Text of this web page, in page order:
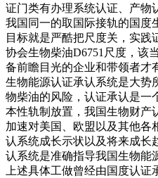
证门类有办理系统认证、产物
我国同一的取国际接轨的国度
目标就是严酷把尺度关，实
协会生物柴油D6751尺度，该
备前瞻目光的企业和带领者才
生物能源认证承认系统是大势
物柴油的风险，认证承认是一
本性轨制放置，我国生物财产
加速对美国、欧盟以及其他各
认系统成长示状以及将来成长
认系统是准确指导我国生物能
上述具体工做曾经由国度认